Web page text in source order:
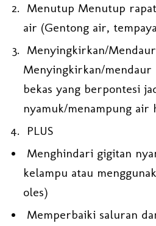
Menutup Menutup
air (Gentong air,
Menyingkirkan/
Menyingkirkan/mendaur
bekas yang berpontesi
nyamuk/menampung air
PLUS
Menghindari gigitan
kelampu atau
oles)
Memperbaiki saluran